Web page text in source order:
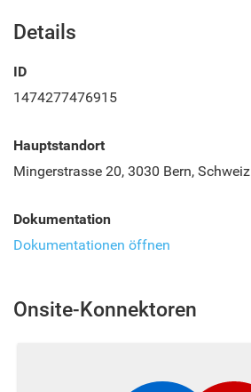
Details
ID
1474277476915
Hauptstandort
Mingerstrasse 20, 3030 Bern, Schweiz
Dokumentation
Dokumentationen öffnen
Onsite-Konnektoren